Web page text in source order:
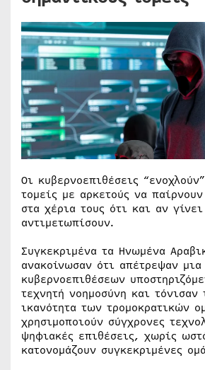
Οι κυβερνοεπιθέσεις
τομείς με αρκετούς να
στα χέρια τους ότι και αν
αντιμετωπίσουν.
Συγκεκριμένα τα Ηνωμένα
ανακοίνωσαν ότι απέτρεψαν μια
κυβερνοεπιθέσεων
τεχνητή νοημοσύνη και τόνισαν
ικανότητα των τρομοκρατικών
χρησιμοποιούν σύγχρονες
ψηφιακές επιθέσεις, χωρίς
κατονομάζουν συγκεκριμένες